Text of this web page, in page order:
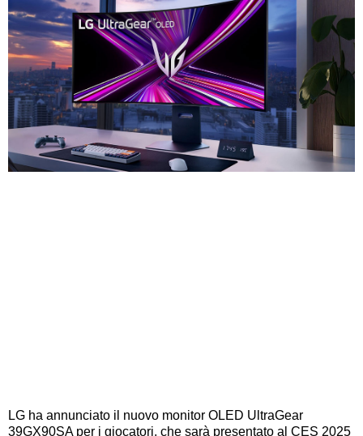
LG ha annunciato il nuovo monitor OLED UltraGear
39GX90SA per i giocatori, che sarà presentato al CES 2025